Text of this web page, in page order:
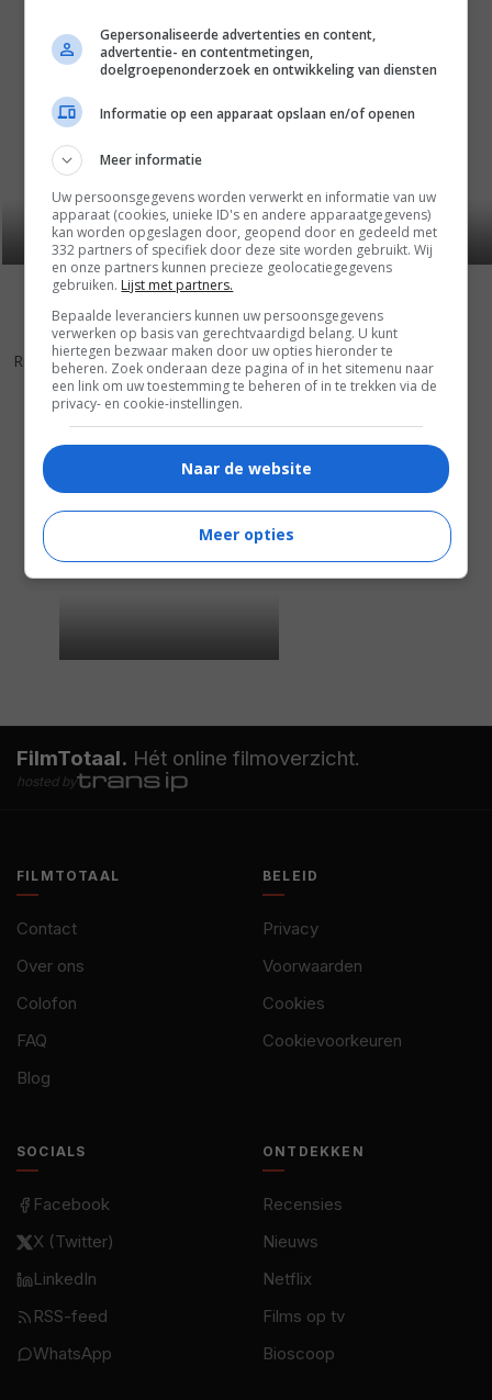
46
Ripper (2001)
FilmTotaal. Hét online filmoverzicht.
hosted by
FILMTOTAAL
Contact
Over ons
Colofon
FAQ
Blog
BELEID
Privacy
Voorwaarden
Cookies
Cookievoorkeuren
SOCIALS
Facebook
X (Twitter)
LinkedIn
RSS-feed
WhatsApp
ONTDEKKEN
Recensies
Nieuws
Netflix
Films op tv
Bioscoop
Gepersonaliseerde advertenties en content,
advertentie- en contentmetingen,
doelgroepenonderzoek en ontwikkeling van diensten
Informatie op een apparaat opslaan en/of openen
Meer informatie
Uw persoonsgegevens worden verwerkt en informatie van uw
apparaat (cookies, unieke ID's en andere apparaatgegevens)
kan worden opgeslagen door, geopend door en gedeeld met
332 partners of specifiek door deze site worden gebruikt. Wij
en onze partners kunnen precieze geolocatiegegevens
gebruiken. Lijst met partners.
Bepaalde leveranciers kunnen uw persoonsgegevens
verwerken op basis van gerechtvaardigd belang. U kunt
hiertegen bezwaar maken door uw opties hieronder te
beheren. Zoek onderaan deze pagina of in het sitemenu naar
een link om uw toestemming te beheren of in te trekken via de
privacy- en cookie-instellingen.
Naar de website
Meer opties